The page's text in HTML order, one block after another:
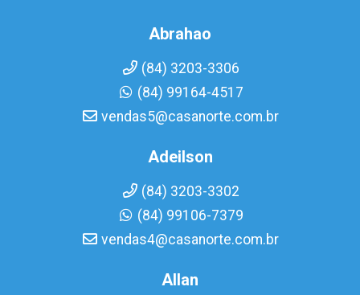
Abrahao
(84) 3203-3306
(84) 99164-4517
vendas5@casanorte.com.br
Adeilson
(84) 3203-3302
(84) 99106-7379
vendas4@casanorte.com.br
Allan